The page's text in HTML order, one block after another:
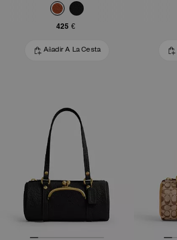
425 €
Añadir A La Cesta